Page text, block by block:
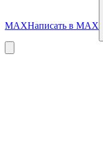
MAXНаписать в MAX